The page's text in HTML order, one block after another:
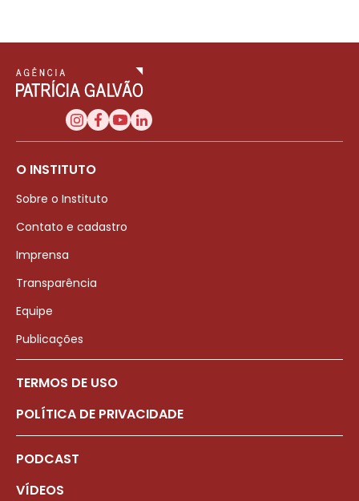
O INSTITUTO
Sobre o Instituto
Contato e cadastro
Imprensa
Transparência
Equipe
Publicações
TERMOS DE USO
POLÍTICA DE PRIVACIDADE
PODCAST
VÍDEOS